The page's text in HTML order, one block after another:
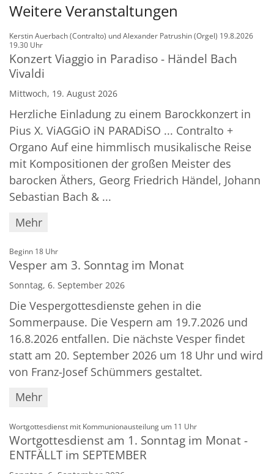
Weitere Veranstaltungen
Kerstin Auerbach (Contralto) und Alexander Patrushin (Orgel) 19.8.2026
19.30 Uhr:
Konzert Viaggio in Paradiso - Händel Bach
Vivaldi
Mittwoch, 19. August 2026
Herzliche Einladung zu einem Barockkonzert in
Pius X. ViAGGiO iN PARADiSO ... Contralto +
Organo Auf eine himmlisch musikalische Reise
mit Kompositionen der großen Meister des
barocken Äthers, Georg Friedrich Händel, Johann
Sebastian Bach & ...
Mehr
Beginn 18 Uhr:
Vesper am 3. Sonntag im Monat
Sonntag, 6. September 2026
Die Vespergottesdienste gehen in die
Sommerpause. Die Vespern am 19.7.2026 und
16.8.2026 entfallen. Die nächste Vesper findet
statt am 20. September 2026 um 18 Uhr und wird
von Franz-Josef Schümmers gestaltet.
Mehr
Wortgottesdienst mit Kommunionausteilung um 11 Uhr:
Wortgottesdienst am 1. Sonntag im Monat -
ENTFÄLLT im SEPTEMBER